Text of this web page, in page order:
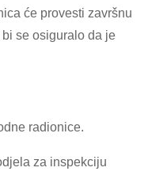
će provesti završnu
se osiguralo da je
radionice.
za inspekciju